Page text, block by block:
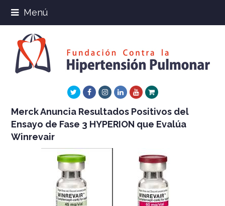
Menú
TwitterFacebookInstagram
LinkedInYoutube
Xing
Merck Anuncia Resultados Positivos del
Ensayo de Fase 3 HYPERION que Evalúa
Winrevair